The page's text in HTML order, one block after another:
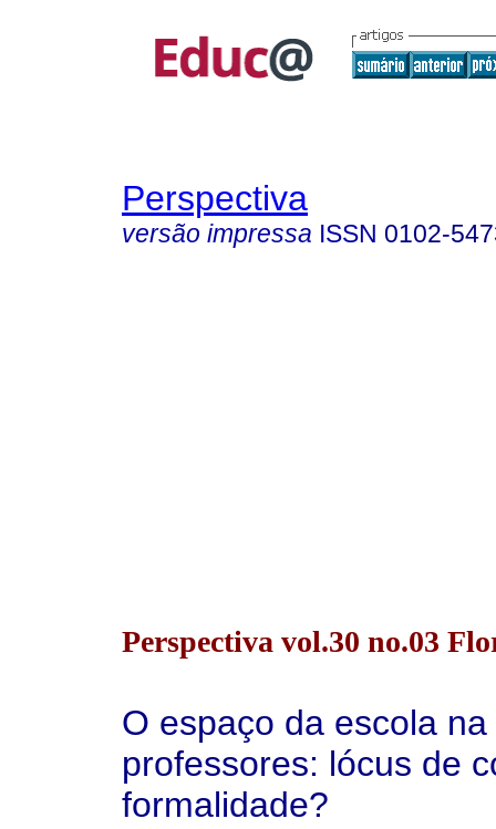
Perspectiva
versão impressa ISSN 0102-
Perspectiva vol.30 no.03
O espaço da escola
professores: lócus de
formalidade?